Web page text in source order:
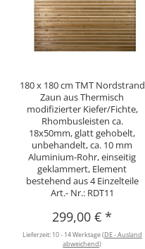
180 x 180 cm TMT Nordstrand
Zaun aus Thermisch
modifizierter Kiefer/Fichte,
Rhombusleisten ca.
18x50mm, glatt gehobelt,
unbehandelt, ca. 10 mm
Aluminium-Rohr, einseitig
geklammert, Element
bestehend aus 4 Einzelteile
Art.- Nr.: RDT11
299,00 €*
Lieferzeit: 10 - 14 Werktage(DE - Ausland
abweichend)